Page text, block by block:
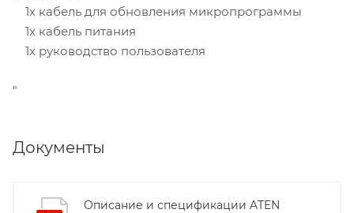
1x кабель для обновления микропрограммы
1x кабель питания
1x руководство пользователя
"
Документы
Описание и спецификации ATEN